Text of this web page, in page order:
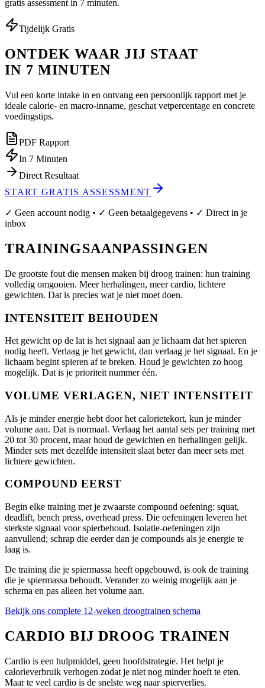
gratis assessment in 7 minuten.
Tijdelijk Gratis
ONTDEK WAAR JIJ STAAT
IN 7 MINUTEN
Vul een korte intake in en ontvang een persoonlijk rapport met je
ideale calorie- en macro-inname, geschat vetpercentage en concrete
voedingstips.
PDF Rapport
In 7 Minuten
Direct Resultaat
START GRATIS ASSESSMENT
✓ Geen account nodig • ✓ Geen betaalgegevens • ✓ Direct in je
inbox
TRAININGSAANPASSINGEN
De grootste fout die mensen maken bij droog trainen: hun training
volledig omgooien. Meer herhalingen, meer cardio, lichtere
gewichten. Dat is precies wat je niet moet doen.
INTENSITEIT BEHOUDEN
Het gewicht op de lat is het signaal aan je lichaam dat het spieren
nodig heeft. Verlaag je het gewicht, dan verlaag je het signaal. En je
lichaam begint spieren af te breken. Houd je gewichten zo hoog
mogelijk. Dat is je prioriteit nummer één.
VOLUME VERLAGEN, NIET INTENSITEIT
Als je minder energie hebt door het calorietekort, kun je minder
volume aan. Dat is normaal. Verlaag het aantal sets per training met
20 tot 30 procent, maar houd de gewichten en herhalingen gelijk.
Minder sets met dezelfde intensiteit slaat beter dan meer sets met
lichtere gewichten.
COMPOUND EERST
Begin elke training met je zwaarste compound oefening: squat,
deadlift, bench press, overhead press. Die oefeningen leveren het
sterkste signaal voor spierbehoud. Isolatie-oefeningen zijn
aanvullend; schrap die eerder dan je compounds als je energie te
laag is.
De training die je spiermassa heeft opgebouwd, is ook de training
die je spiermassa behoudt. Verander zo weinig mogelijk aan je
schema en pas alleen het volume aan.
Bekijk ons complete 12-weken droogtrainen schema
CARDIO BIJ DROOG TRAINEN
Cardio is een hulpmiddel, geen hoofdstrategie. Het helpt je
calorieverbruik verhogen zodat je niet nog minder hoeft te eten.
Maar te veel cardio is de snelste weg naar spierverlies.